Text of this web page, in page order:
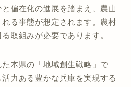
偏在化の進展を踏まえ、農山
る事態が想定されます。農村
取組みが必要であります。
た本県の「地域創生戦略」で
力ある豊かな兵庫を実現する